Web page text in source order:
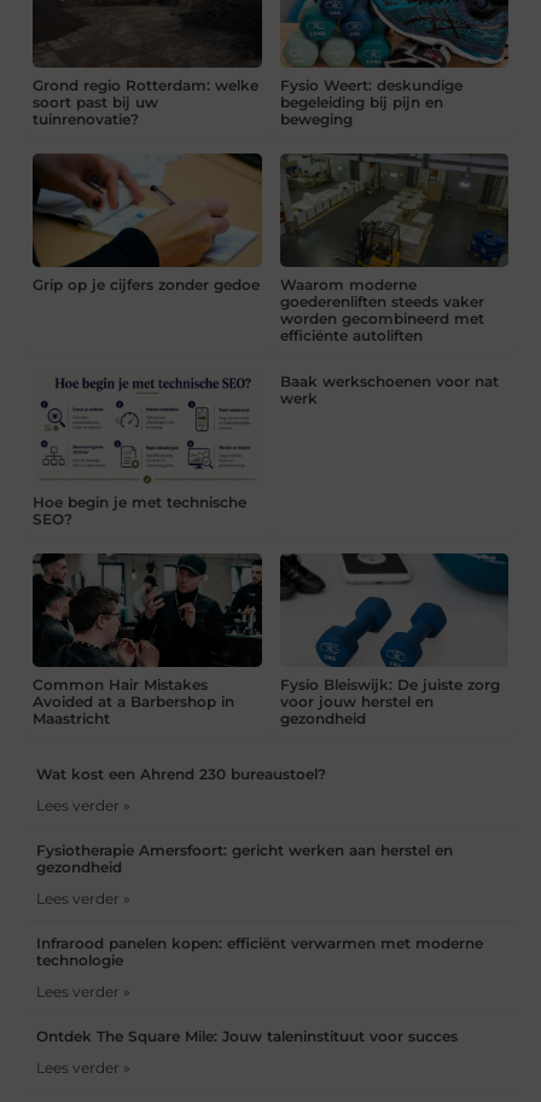
Grond regio Rotterdam: welke
soort past bij uw
tuinrenovatie?
Fysio Weert: deskundige
begeleiding bij pijn en
beweging
Grip op je cijfers zonder gedoe
Waarom moderne
goederenliften steeds vaker
worden gecombineerd met
efficiënte autoliften
Hoe begin je met technische
SEO?
Baak werkschoenen voor nat
werk
Common Hair Mistakes
Avoided at a Barbershop in
Maastricht
Fysio Bleiswijk: De juiste zorg
voor jouw herstel en
gezondheid
Wat kost een Ahrend 230 bureaustoel?
Lees verder »
Fysiotherapie Amersfoort: gericht werken aan herstel en
gezondheid
Lees verder »
Infrarood panelen kopen: efficiënt verwarmen met moderne
technologie
Lees verder »
Ontdek The Square Mile: Jouw taleninstituut voor succes
Lees verder »